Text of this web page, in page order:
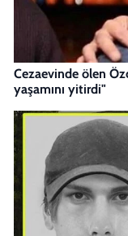
Cezaevinde ölen
yaşamını yitirdi"